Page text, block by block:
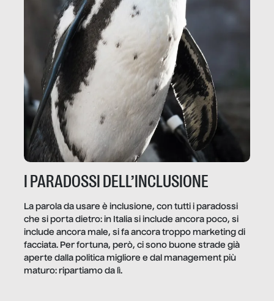
I PARADOSSI DELL’INCLUSIONE
La parola da usare è inclusione, con tutti i paradossi
che si porta dietro: in Italia si include ancora poco, si
include ancora male, si fa ancora troppo marketing di
facciata. Per fortuna, però, ci sono buone strade già
aperte dalla politica migliore e dal management più
maturo: ripartiamo da lì.